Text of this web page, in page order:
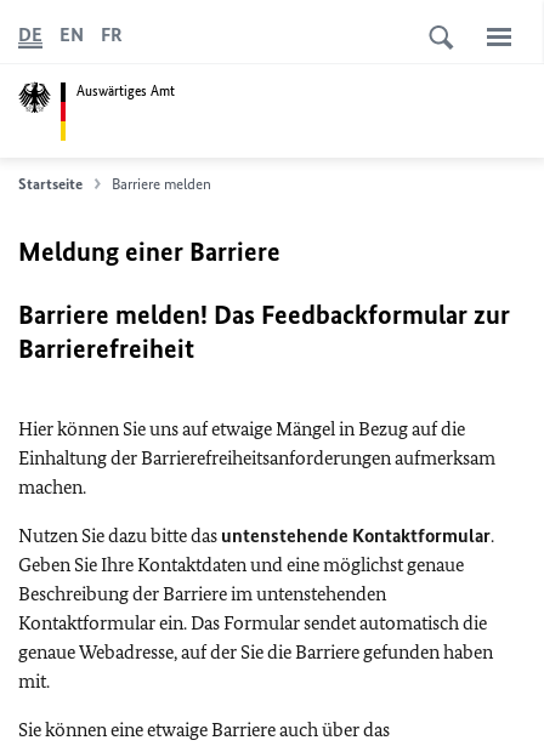
Auswärtiges Amt
DE EN FR
Startseite Barriere melden
Meldung einer Barriere
Barriere melden! Das Feedbackformular zur
Barrierefreiheit
Hier können Sie uns auf etwaige Mängel in Bezug auf die
Einhaltung der Barrierefreiheitsanforderungen aufmerksam
machen.
Nutzen Sie dazu bitte das untenstehende Kontaktformular.
Geben Sie Ihre Kontaktdaten und eine möglichst genaue
Beschreibung der Barriere im untenstehenden
Kontaktformular ein. Das Formular sendet automatisch die
genaue Webadresse, auf der Sie die Barriere gefunden haben
mit.
Sie können eine etwaige Barriere auch über das